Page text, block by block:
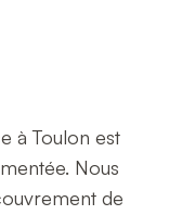
à Toulon est
Nous
de